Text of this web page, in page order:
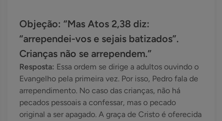
Objeção: “Mas Atos 2,38 diz:
“arrependei-vos e sejais batizados”.
Crianças não se arrependem.”
Resposta: Essa ordem se dirige a adultos ouvindo o
Evangelho pela primeira vez. Por isso, Pedro fala de
arrependimento. No caso das crianças, não há
pecados pessoais a confessar, mas o pecado
original a ser apagado. A graça de Cristo é oferecida